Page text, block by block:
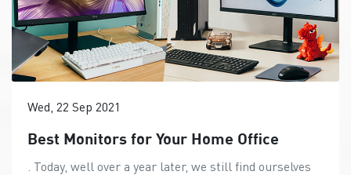
Wed, 22 Sep 2021
Best Monitors for Your Home Office
. Today, well over a year later, we still find ourselves